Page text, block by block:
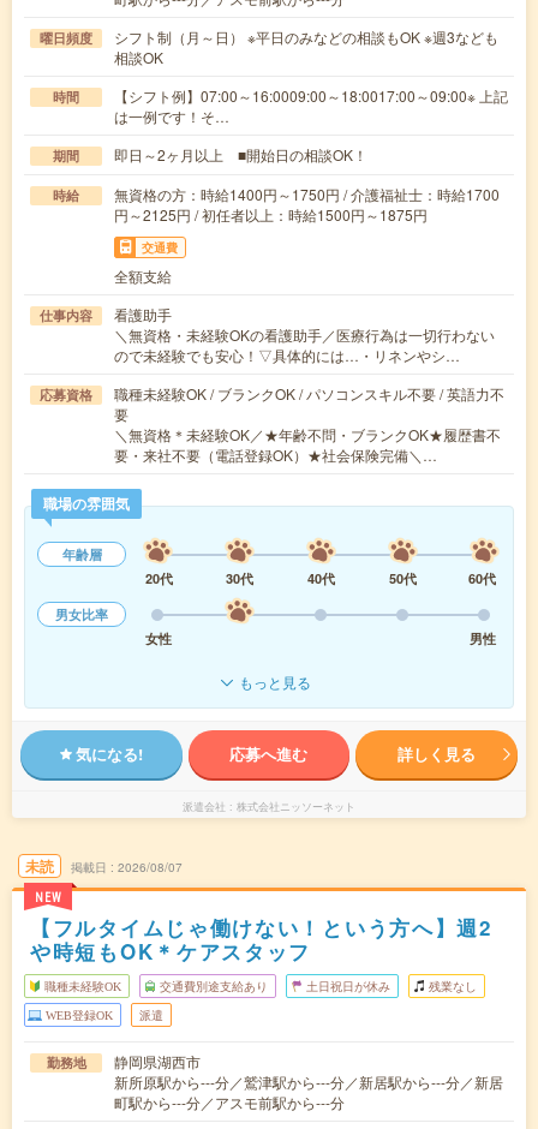
曜日頻度
シフト制（月～日） ※平日のみなどの相談もOK ※週3なども
相談OK
時間
【シフト例】07:00～16:0009:00～18:0017:00～09:00※ 上記
は一例です！そ…
期間 即日～2ヶ月以上 ■開始日の相談OK！
時給
無資格の方：時給1400円～1750円 / 介護福祉士：時給1700
円～2125円 / 初任者以上：時給1500円～1875円
交通費
全額支給
仕事内容
看護助手
＼無資格・未経験OKの看護助手／医療行為は一切行わない
ので未経験でも安心！▽具体的には…・リネンやシ…
応募資格
職種未経験OK / ブランクOK / パソコンスキル不要 / 英語力不
要
＼無資格＊未経験OK／★年齢不問・ブランクOK★履歴書不
要・来社不要（電話登録OK）★社会保険完備＼…
職場の雰囲気
年齢層
20代
30代 40代 50代
60代
男女比率
女性
男性
もっと見る
気になる! 応募へ進む 詳しく見る
派遣会社 株式会社ニッソーネット
未読
NEW
掲載日 2026/08/07
【フルタイムじゃ働けない！という方へ】週2
や時短もOK＊ケアスタッフ
職種未経験OK 交通費別途支給あり 土日祝日が休み 残業なし
WEB登録OK 派遣
勤務地
静岡県湖西市
新所原駅から---分／鷲津駅から---分／新居駅から---分／新居
町駅から---分／アスモ前駅から---分